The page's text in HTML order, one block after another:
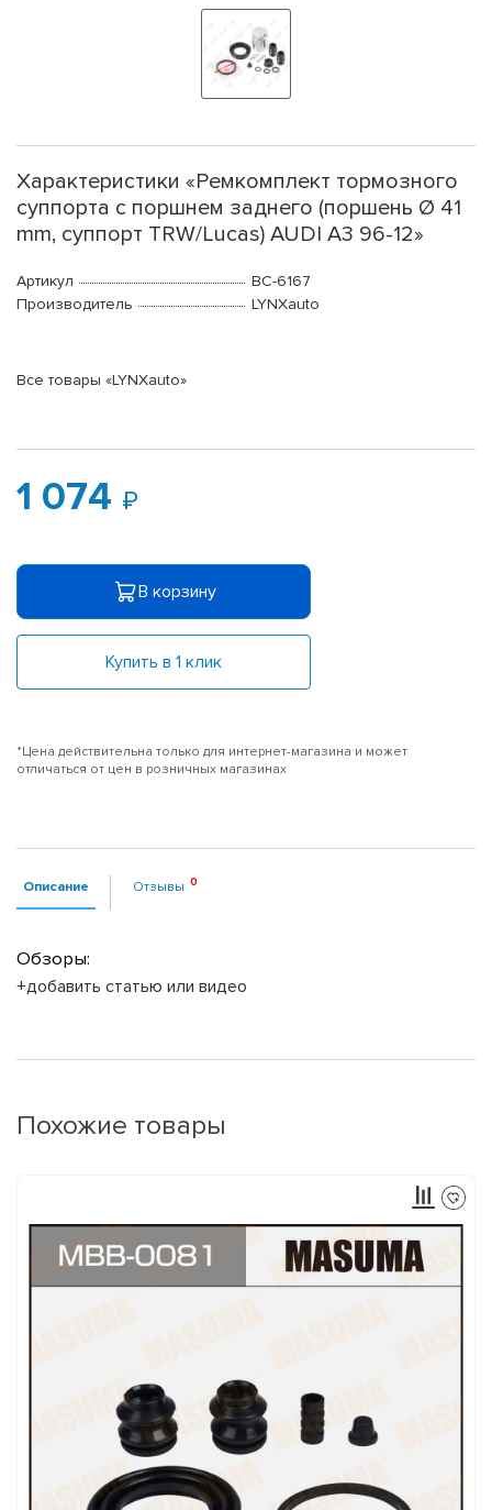
Характеристики «Ремкомплект тормозного
суппорта с поршнем заднего (поршень Ø 41
mm, суппорт TRW/Lucas) AUDI A3 96-12»
Артикул
BC-6167
Производитель
LYNXauto
Все товары «LYNXauto»
1 074
В корзину
Купить в 1 клик
*Цена действительна только для интернет-магазина и может
отличаться от цен в розничных магазинах
Описание Отзывы
Обзоры:
+добавить статью или видео
Похожие товары